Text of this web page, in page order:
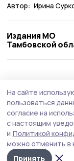
Автор: Ирина
Издания МО
Тамбовской
Лосиха в
потомство
Охотники
на которой мать
На сайте
пользоваться
согласие на
с настоящим
и Политикой
можно отменить в
Принять